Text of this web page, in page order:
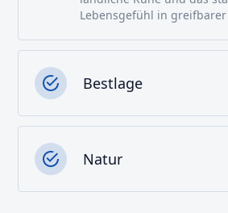
Lebensgefühl in greifbarer
Bestlage
Natur